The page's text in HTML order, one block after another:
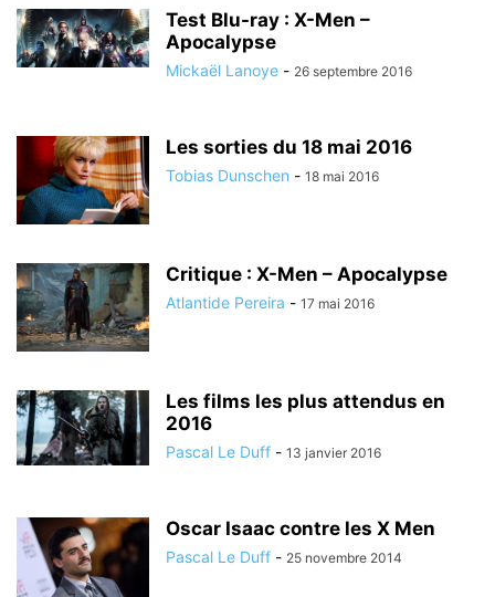
Test Blu-ray : X-Men –
Apocalypse
Mickaël Lanoye - 26 septembre 2016
Les sorties du 18 mai 2016
Tobias Dunschen - 18 mai 2016
Critique : X-Men – Apocalypse
Atlantide Pereira - 17 mai 2016
Les films les plus attendus en
2016
Pascal Le Duff - 13 janvier 2016
Oscar Isaac contre les X Men
Pascal Le Duff - 25 novembre 2014